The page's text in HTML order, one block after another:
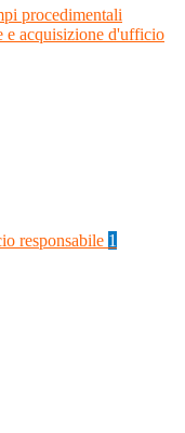
procedimentali
e acquisizione d'ufficio
responsabile 1